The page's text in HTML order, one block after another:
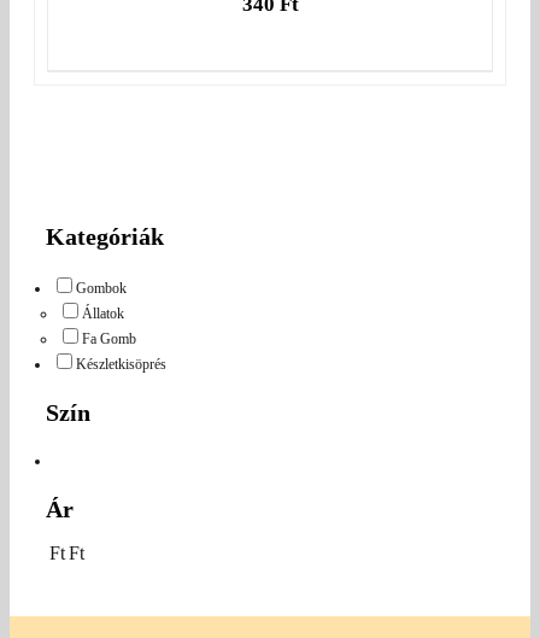
Kategóriák
Gombok
Állatok
Fa Gomb
Készletkisöprés
Szín
Ár
FtFt